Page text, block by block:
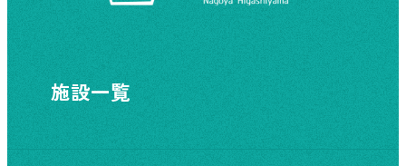
施設一覧